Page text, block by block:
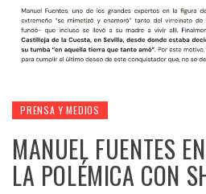
PRENSA Y MEDIOS
MANUEL FUENTES
LA POLÉMICA CON